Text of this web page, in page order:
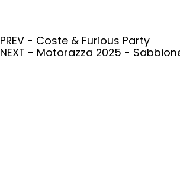
PREV - Coste & Furious Party
NEXT - Motorazza 2025 -